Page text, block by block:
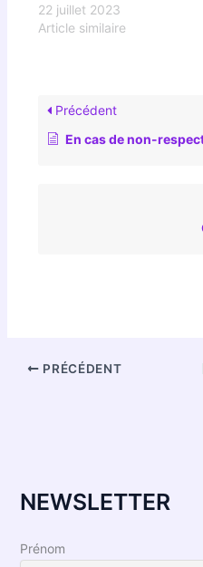
22 juillet 2023
Article similaire
Précédent
En cas de non-
PRÉCÉDENT
NEWSLETTER
Prénom